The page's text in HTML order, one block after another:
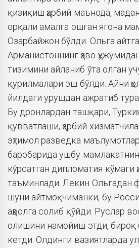
қизиқиш ҳарбий маънода,
орқали амалга ошган ягона
Озарбайжон бўлди. Ольга
Арманистоннинг ҳаво
тизимини айланиб ўта олган
қурилмалари эш бўлди. Айни
йилдаги урушдан ажратиб
Бу дронлардан ташқари,
қувватлаши, ҳарбий
эҳтимол разведка
баробарида ушбу
кўрсатган дипломатия кўмаги
таъминлади. Лекин Ольгадан
шуни айтмоқчиманки, бу
аҳволга солиб қўйди. Руслар
олишини намойиш этди, бироқ
кетди. Олдинги вазиятларда